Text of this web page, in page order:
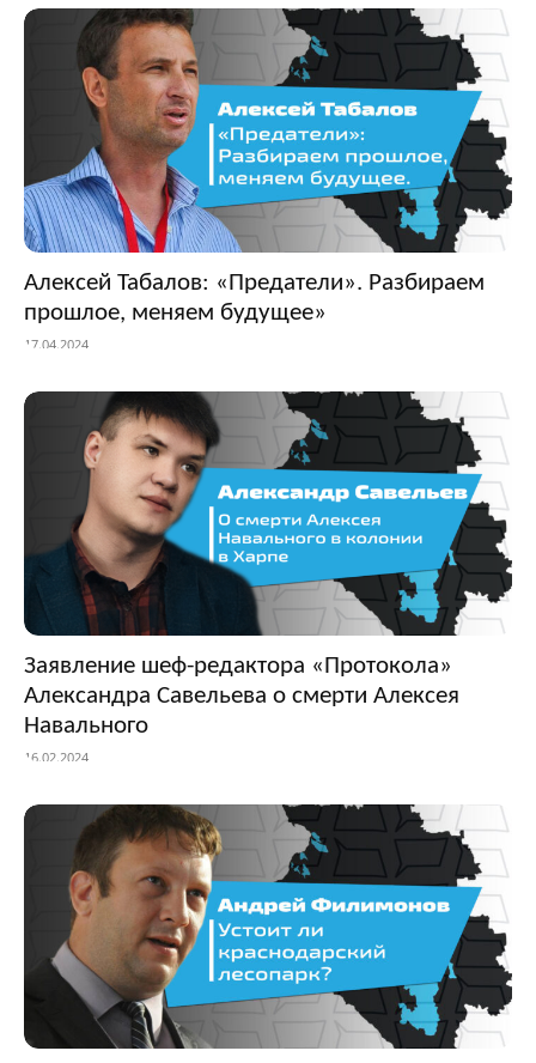
Алексей Табалов: «Предатели». Разбираем
прошлое, меняем будущее»
17.04.2024
Заявление шеф-редактора «Протокола»
Александра Савельева о смерти Алексея
Навального
16.02.2024